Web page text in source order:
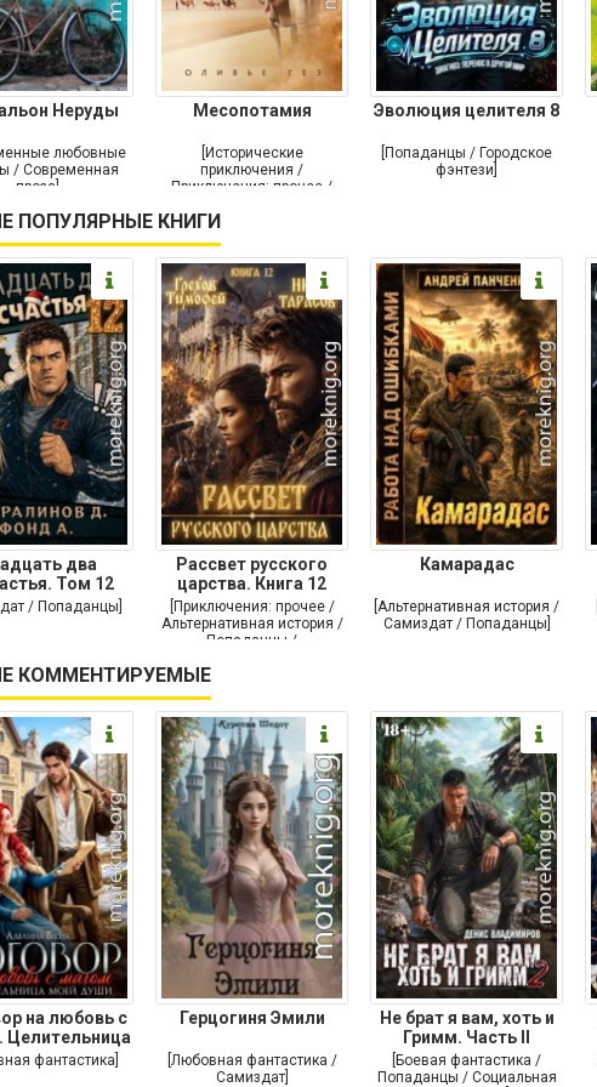
Неруды
любовные
/ Современная
проза]
Месопотамия
[Исторические
приключения /
Приключения: прочее /
Историческая проза]
Эволюция целителя 8
[Попаданцы / Городское
фэнтези]
ПОПУЛЯРНЫЕ КНИГИ
два
Том 12
/ Попаданцы]
Рассвет русского
царства. Книга 12
[Приключения: прочее /
Альтернативная история /
Попаданцы /
приключения]
Камарадас
[Альтернативная история /
Самиздат / Попаданцы]
КОММЕНТИРУЕМЫЕ
на любовь с
Целительница
души
фантастика]
Герцогиня Эмили
[Любовная фантастика /
Самиздат]
Не брат я вам, хоть и
Гримм. Часть II
[Боевая фантастика /
Попаданцы / Социальная